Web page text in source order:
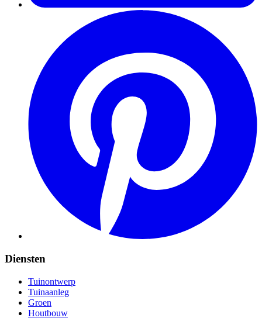
Diensten
Tuinontwerp
Tuinaanleg
Groen
Houtbouw